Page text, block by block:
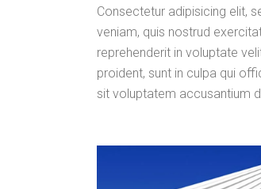
Consectetur adipisicing elit,
veniam, quis nostrud
reprehenderit in voluptate
proident, sunt in culpa qui
sit voluptatem accusantium